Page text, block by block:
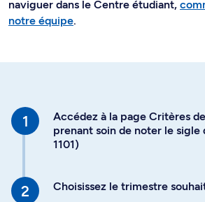
naviguer dans le Centre étudiant,
notre équipe.
Accédez à la page Critères
prenant soin de noter le sigle
1101)
Choisissez le trimestre